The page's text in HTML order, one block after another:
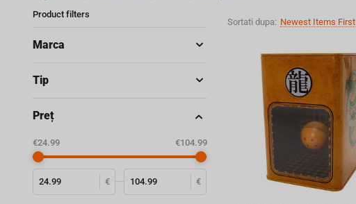
Sortati dupa: Newest Items First
Product filters
Marca
Tip
Preț
€ €
‎€24.99 ‎€104.99